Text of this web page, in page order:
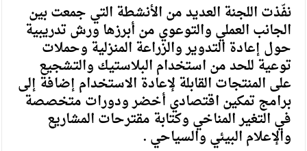
نفّذت اللجنة العديد من الأنشطة التي جمعت بين
الجانب العملي والتوعوي من أبرزها ورش تدريبية
حول إعادة التدوير والزراعة المنزلية وحملات
توعية للحد من استخدام البلاستيك والتشجيع
على المنتجات القابلة لإعادة الاستخدام إضافة إلى
برامج تمكين اقتصادي أخضر ودورات متخصصة
في التغير المناخي وكتابة مقترحات المشاريع
والإعلام البيئي والسياحي .